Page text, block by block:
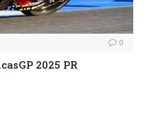
0
2025 PR